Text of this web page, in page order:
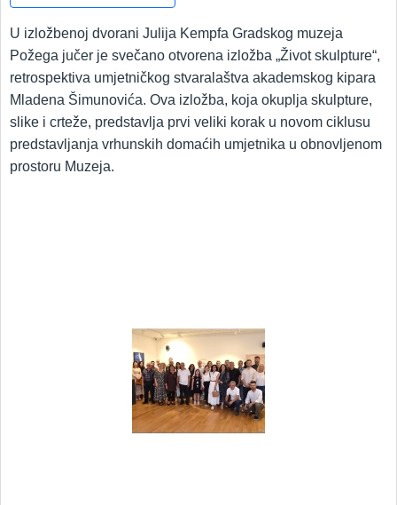
U izložbenoj dvorani Julija Kempfa Gradskog muzeja
Požega jučer je svečano otvorena izložba „Život skulpture“,
retrospektiva umjetničkog stvaralaštva akademskog kipara
Mladena Šimunovića. Ova izložba, koja okuplja skulpture,
slike i crteže, predstavlja prvi veliki korak u novom ciklusu
predstavljanja vrhunskih domaćih umjetnika u obnovljenom
prostoru Muzeja.